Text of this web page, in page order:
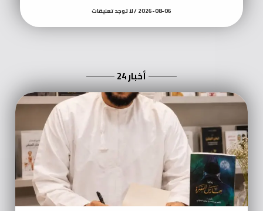
2026-08-06 لا توجد تعليقات
أخبار 24